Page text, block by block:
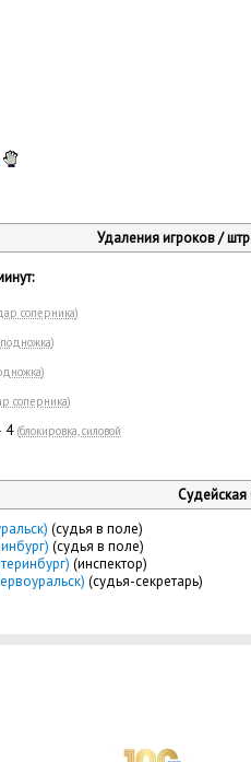
Удаления игроков /
соперника)
подножка)
)
соперника)
4 (блокировка, силовой
Судейская
(судья в поле)
(судья в поле)
(инспектор)
(судья-секретарь)